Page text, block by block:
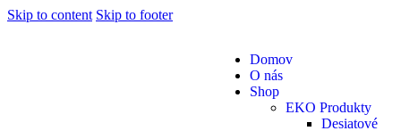
Skip to content Skip to footer
Domov
O nás
Shop
EKO Produkty
Desiatové